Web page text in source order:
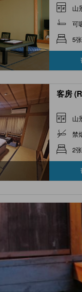
山
可
5
客房
山
禁
2